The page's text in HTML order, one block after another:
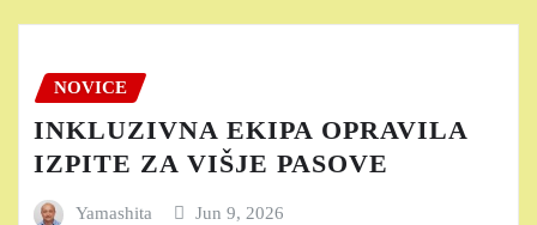
NOVICE
INKLUZIVNA EKIPA OPRAVILA
IZPITE ZA VIŠJE PASOVE
Yamashita Jun 9, 2026